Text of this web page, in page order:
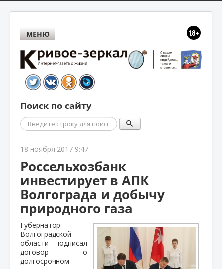
МЕНЮ
Поиск по сайту
Поиск
18 ноября 2017 9:47
Россельхозбанк
инвестирует в АПК
Волгограда и добычу
природного газа
Губернатор
Волгоградской
области подписал
договор о
долгосрочном